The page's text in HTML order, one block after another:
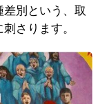
別という、取
さります。